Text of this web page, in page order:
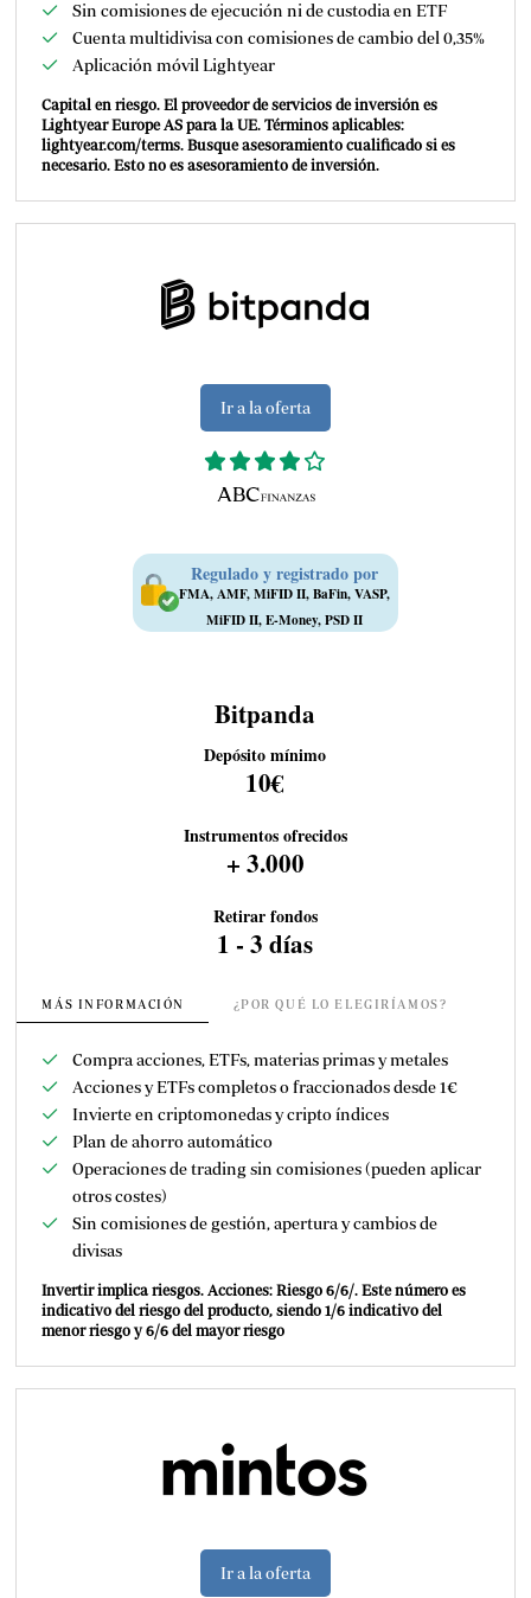
Sin comisiones de ejecución ni de custodia en ETF
Cuenta multidivisa con comisiones de cambio del 0,35%
Aplicación móvil Lightyear
Capital en riesgo. El proveedor de servicios de inversión es
Lightyear Europe AS para la UE. Términos aplicables:
lightyear.com/terms. Busque asesoramiento cualificado si es
necesario. Esto no es asesoramiento de inversión.
Ir a la oferta
Regulado y registrado por
FMA, AMF, MiFID II, BaFin, VASP,
MiFID II, E-Money, PSD II
Bitpanda
Depósito mínimo
10€
Instrumentos ofrecidos
+ 3.000
Retirar fondos
1 - 3 días
MÁS INFORMACIÓN ¿POR QUÉ LO ELEGIRÍAMOS?
Compra acciones, ETFs, materias primas y metales
Acciones y ETFs completos o fraccionados desde 1€
Invierte en criptomonedas y cripto índices
Plan de ahorro automático
Operaciones de trading sin comisiones (pueden aplicar
otros costes)
Sin comisiones de gestión, apertura y cambios de
divisas
Invertir implica riesgos. Acciones: Riesgo 6/6/. Este número es
indicativo del riesgo del producto, siendo 1/6 indicativo del
menor riesgo y 6/6 del mayor riesgo
Ir a la oferta